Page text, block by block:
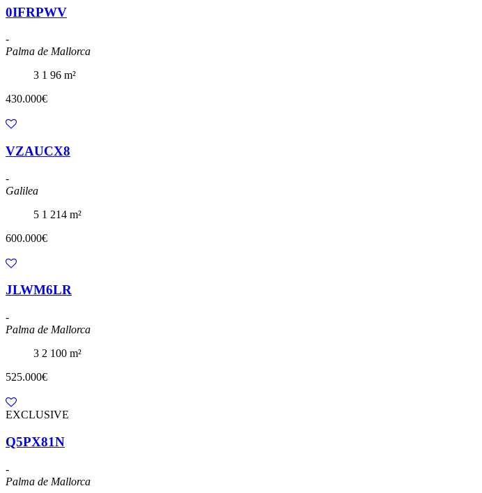
0IFRPWV
-
Palma de Mallorca
3 1 96 m²
430.000€
VZAUCX8
-
Galilea
5 1 214 m²
600.000€
JLWM6LR
-
Palma de Mallorca
3 2 100 m²
525.000€
EXCLUSIVE
Q5PX81N
-
Palma de Mallorca